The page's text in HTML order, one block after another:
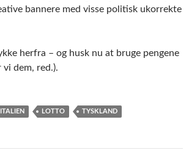
bannere med visse politisk ukorrekte
herfra – og husk nu at bruge pengene
vi dem, red.).
ITALIEN LOTTO TYSKLAND